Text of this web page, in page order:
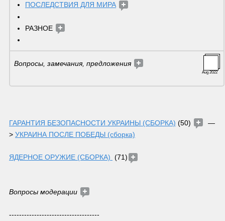
ПОСЛЕДСТВИЯ ДЛЯ МИРА
РАЗНОЕ
Aug 2022
Вопросы, замечания, предложения
ГАРАНТИЯ БЕЗОПАСНОСТИ УКРАИНЫ (СБОРКА) (50)
  —
> УКРАИНА ПОСЛЕ ПОБЕДЫ (сборка)
ЯДЕРНОЕ ОРУЖИЕ (СБОРКА) (71)
Вопросы модерации
------------------------------------